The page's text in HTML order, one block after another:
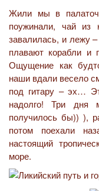
Жили мы в
поужинали, чай из
завалилась, и лежу
плавают корабли и
Ощущение как
наши вдали весело
под гитару – эх…
надолго! Три
получилось бы)) ),
потом поехали
настоящий
море.